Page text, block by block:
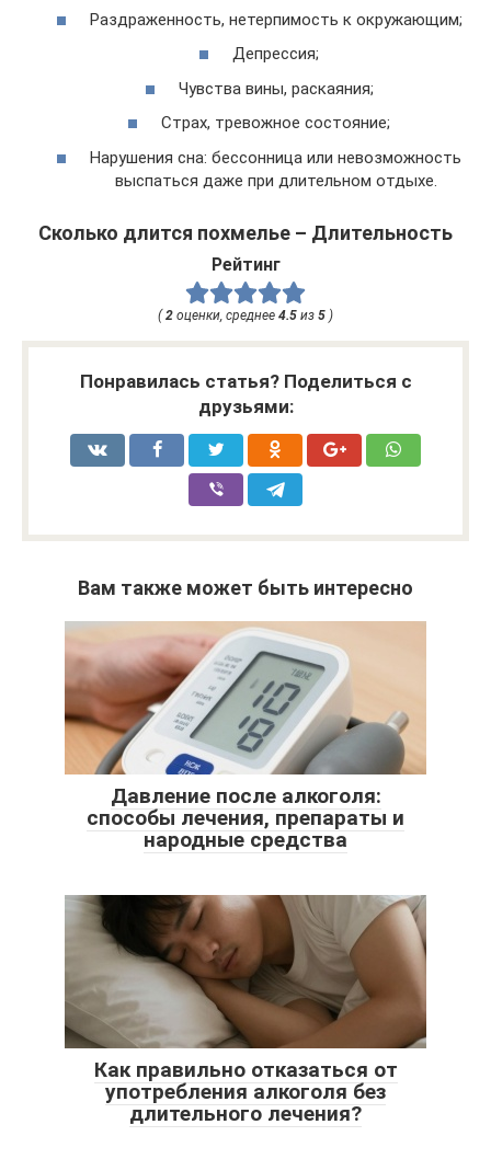
Раздраженность, нетерпимость к окружающим;
Депрессия;
Чувства вины, раскаяния;
Страх, тревожное состояние;
Нарушения сна: бессонница или невозможность
выспаться даже при длительном отдыхе.
Сколько длится похмелье – Длительность
Рейтинг
( 2 оценки, среднее 4.5 из 5 )
Понравилась статья? Поделиться с
друзьями:
Вам также может быть интересно
Давление после алкоголя:
способы лечения, препараты и
народные средства
Как правильно отказаться от
употребления алкоголя без
длительного лечения?